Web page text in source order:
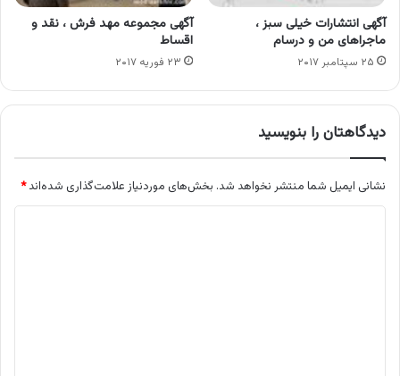
آگهی انتشارات خیلی سبز ،
ماجراهای من و درسام
۲۵ سپتامبر ۲۰۱۷
آگهی مجموعه مهد فرش ، نقد و
اقساط
۲۳ فوریه ۲۰۱۷
دیدگاهتان را بنویسید
نشانی ایمیل شما منتشر نخواهد شد. بخش‌های موردنیاز علامت‌گذاری شده‌اند*